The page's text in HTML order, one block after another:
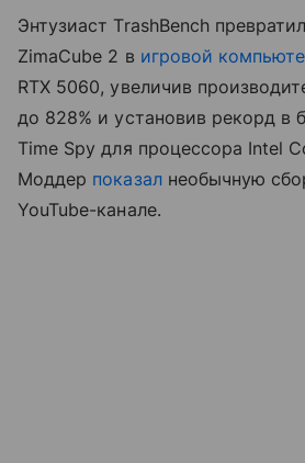
Энтузиаст TrashBench
ZimaCube 2 в игровой
RTX 5060, увеличив
до 828% и установив рекорд в
Time Spy для процессора Intel
Моддер показалнеобычную
YouTube-канале.